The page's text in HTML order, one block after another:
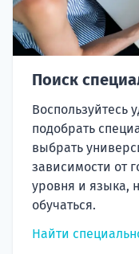
Поиск
Воспользуйтесь
подобрать
выбрать
зависимости от
уровня и языка,
обучаться.
Найти